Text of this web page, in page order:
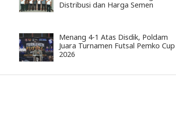
Distribusi dan Harga Semen
Menang 4-1 Atas Disdik, Poldam
Juara Turnamen Futsal Pemko Cup
2026